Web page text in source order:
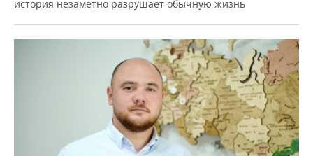
история незаметно разрушает обычную жизнь